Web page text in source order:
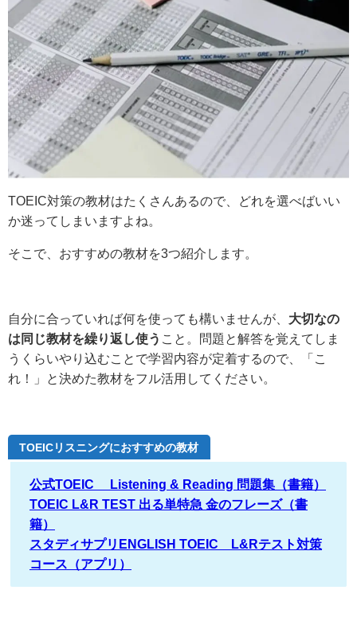
TOEIC対策の教材はたくさんあるので、どれを選べばいい
か迷ってしまいますよね。
そこで、おすすめの教材を3つ紹介します。
自分に合っていれば何を使っても構いませんが、 大切なの
は同じ教材を繰り返し使う こと。問題と解答を覚えてしま
うくらいやり込むことで学習内容が定着するので、「こ
れ！」と決めた教材をフル活用してください。
TOEICリスニングにおすすめの教材
公式TOEIC® Listening & Reading 問題集（書籍）
TOEIC L&R TEST 出る単特急 金のフレーズ（書
籍）
スタディサプリENGLISH TOEIC®L&Rテスト対策
コース（アプリ）